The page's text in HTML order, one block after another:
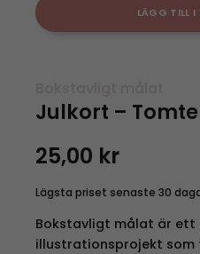
LÄGG TILL I
Julkort –
25,00 kr
Lägsta priset senaste 30
Bokstavligt målat är ett
illustrationsprojekt som